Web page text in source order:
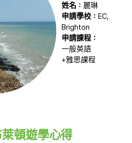
姓名： 麗琳
申請學校： EC,
Brighton
申請課程：
一般英語
+雅思課程
頓遊學心得